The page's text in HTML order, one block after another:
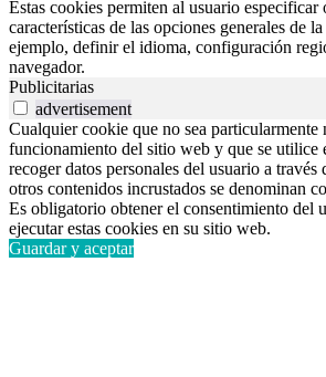
Estas cookies permiten al usuario especificar
características de las opciones generales de
ejemplo, definir el idioma, configuración
navegador.
Publicitarias
advertisement
Cualquier cookie que no sea particularmente
funcionamiento del sitio web y que se utilice
recoger datos personales del usuario a través
otros contenidos incrustados se denominan
Es obligatorio obtener el consentimiento del
ejecutar estas cookies en su sitio web.
Guardar y aceptar